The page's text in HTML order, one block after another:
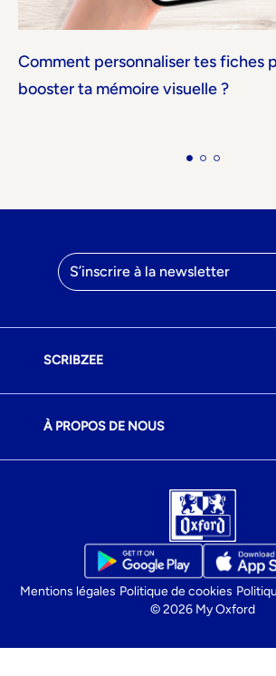
Comment personnaliser tes fiches
booster ta mémoire visuelle ?
Adresse email
SCRIBZEE
À PROPOS DE NOUS
Mentions légales Politique de cookies
© 2026 My Oxford